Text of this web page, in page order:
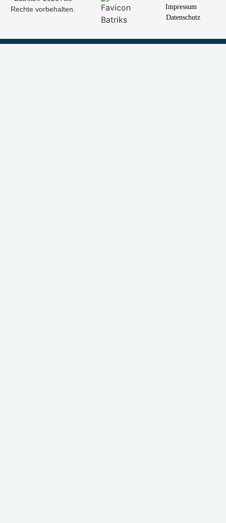
Rechte vorbehalten.
Impressum
Datenschutz